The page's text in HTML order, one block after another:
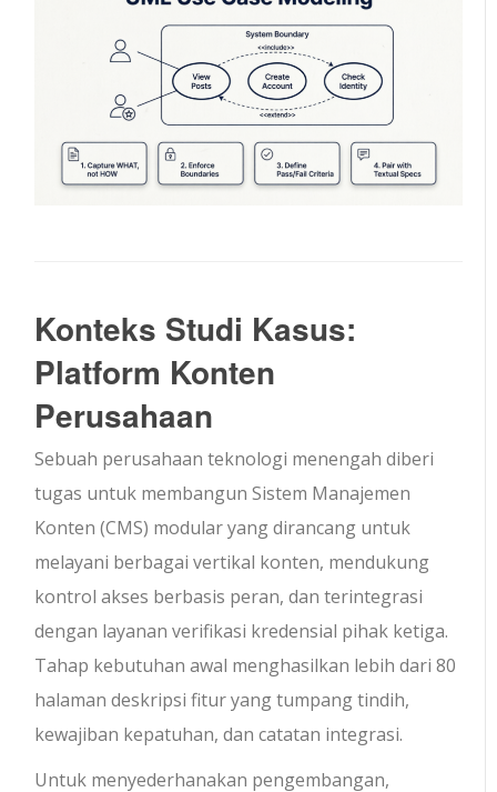
Konteks Studi Kasus:
Platform Konten
Perusahaan
Sebuah perusahaan teknologi menengah diberi
tugas untuk membangun Sistem Manajemen
Konten (CMS) modular yang dirancang untuk
melayani berbagai vertikal konten, mendukung
kontrol akses berbasis peran, dan terintegrasi
dengan layanan verifikasi kredensial pihak ketiga.
Tahap kebutuhan awal menghasilkan lebih dari 80
halaman deskripsi fitur yang tumpang tindih,
kewajiban kepatuhan, dan catatan integrasi.
Untuk menyederhanakan pengembangan,